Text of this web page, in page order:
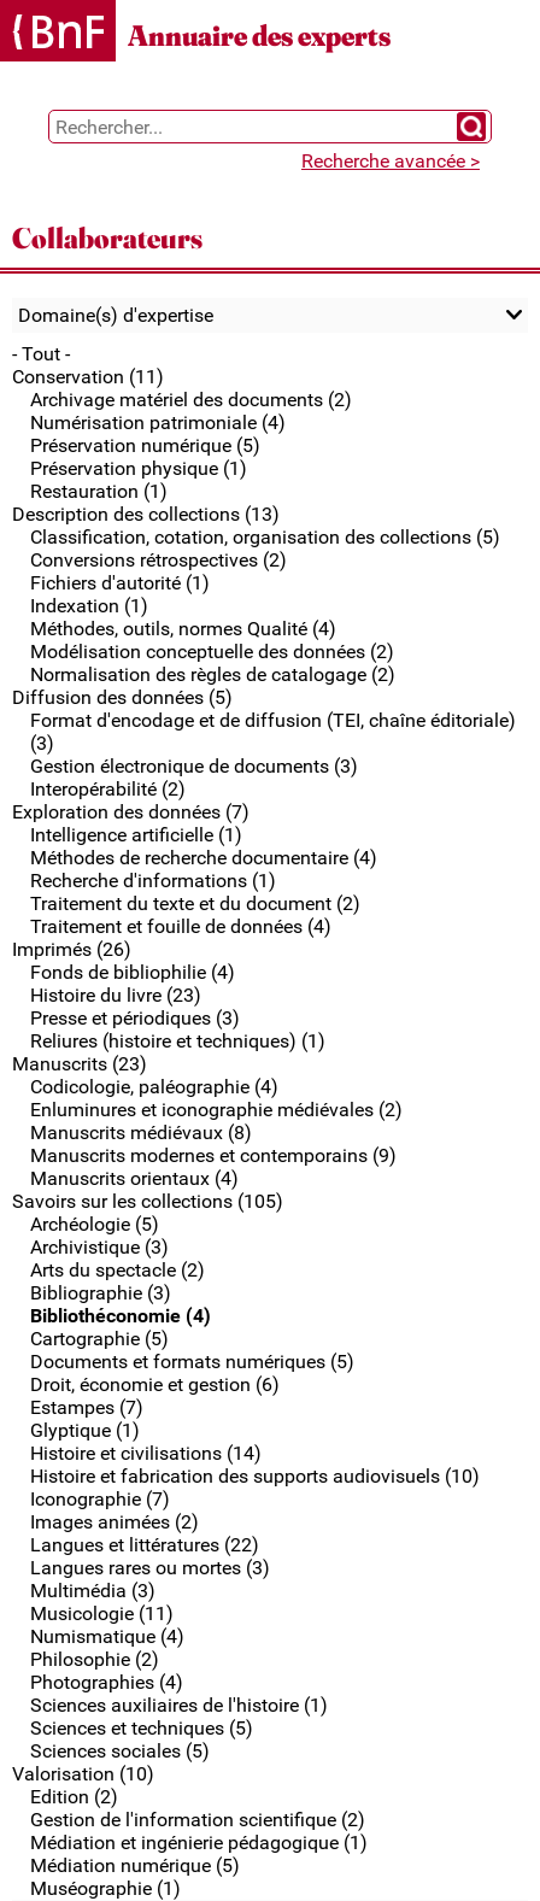
Gestion des cookies
Annuaire des experts
Chercher
Recherche avancée >
Collaborateurs
Domaine(s) d'expertise
- Tout -
Conservation (11)
Archivage matériel des documents (2)
Numérisation patrimoniale (4)
Préservation numérique (5)
Préservation physique (1)
Restauration (1)
Description des collections (13)
Classification, cotation, organisation des collections (5)
Conversions rétrospectives (2)
Fichiers d'autorité (1)
Indexation (1)
Méthodes, outils, normes Qualité (4)
Modélisation conceptuelle des données (2)
Normalisation des règles de catalogage (2)
Diffusion des données (5)
Format d'encodage et de diffusion (TEI, chaîne éditoriale)
(3)
Gestion électronique de documents (3)
Interopérabilité (2)
Exploration des données (7)
Intelligence artificielle (1)
Méthodes de recherche documentaire (4)
Recherche d'informations (1)
Traitement du texte et du document (2)
Traitement et fouille de données (4)
Imprimés (26)
Fonds de bibliophilie (4)
Histoire du livre (23)
Presse et périodiques (3)
Reliures (histoire et techniques) (1)
Manuscrits (23)
Codicologie, paléographie (4)
Enluminures et iconographie médiévales (2)
Manuscrits médiévaux (8)
Manuscrits modernes et contemporains (9)
Manuscrits orientaux (4)
Savoirs sur les collections (105)
Archéologie (5)
Archivistique (3)
Arts du spectacle (2)
Bibliographie (3)
Bibliothéconomie (4)
Cartographie (5)
Documents et formats numériques (5)
Droit, économie et gestion (6)
Estampes (7)
Glyptique (1)
Histoire et civilisations (14)
Histoire et fabrication des supports audiovisuels (10)
Iconographie (7)
Images animées (2)
Langues et littératures (22)
Langues rares ou mortes (3)
Multimédia (3)
Musicologie (11)
Numismatique (4)
Philosophie (2)
Photographies (4)
Sciences auxiliaires de l'histoire (1)
Sciences et techniques (5)
Sciences sociales (5)
Valorisation (10)
Edition (2)
Gestion de l'information scientifique (2)
Médiation et ingénierie pédagogique (1)
Médiation numérique (5)
Muséographie (1)